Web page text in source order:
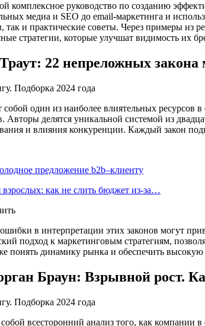
комплексное руководство по созданию
медиа и SEO до email-маркетинга и
так и практические советы. Через примеры
стратегии, которые улучшат видимость их
22 непреложных закона
собой один из наиболее влиятельных
Авторы делятся уникальной системой из
и влияния конкуренции. Каждый закон
предложение b2b–клиенту
как не слить бюджет из-за…
в интерпретации этих законов могут
подход к маркетинговым стратегиям,
понять динамику рынка и обеспечить
Браун: Взрывной рост.
собой всесторонний анализ того, как